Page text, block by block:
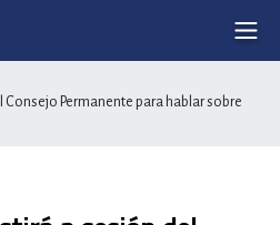
Permanente para hablar sobre